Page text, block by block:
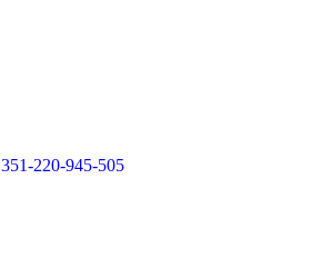
351-220-945-505